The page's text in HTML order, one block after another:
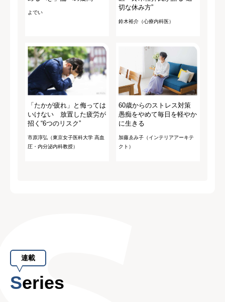
よでい
切な休み方”
鈴木裕介（心療内科医）
「たかが疲れ」と侮っては
いけない 放置した疲労が
招く“6つのリスク”
市原淳弘（東京女子医科大学 高血
圧・内分泌内科教授）
60歳からのストレス対策
愚痴をやめて毎日を軽やか
に生きる
加藤ゑみ子（インテリアアーキテ
クト）
連載
Series